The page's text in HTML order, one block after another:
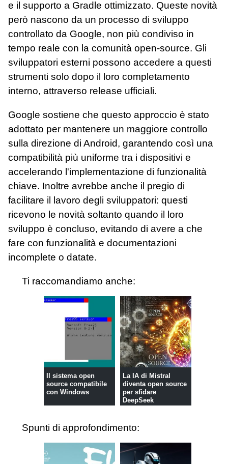
e il supporto a Gradle ottimizzato. Queste novità
però nascono da un processo di sviluppo
controllato da Google, non più condiviso in
tempo reale con la comunità open-source. Gli
sviluppatori esterni possono accedere a questi
strumenti solo dopo il loro completamento
interno, attraverso release ufficiali.
Google sostiene che questo approccio è stato
adottato per mantenere un maggiore controllo
sulla direzione di Android, garantendo così una
compatibilità più uniforme tra i dispositivi e
accelerando l'implementazione di funzionalità
chiave. Inoltre avrebbe anche il pregio di
facilitare il lavoro degli sviluppatori: questi
ricevono le novità soltanto quando il loro
sviluppo è concluso, evitando di avere a che
fare con funzionalità e documentazioni
incomplete o datate.
Ti raccomandiamo anche:
Il sistema open
source compatibile
con Windows
La IA di Mistral
diventa open source
per sfidare
DeepSeek
Spunti di approfondimento: